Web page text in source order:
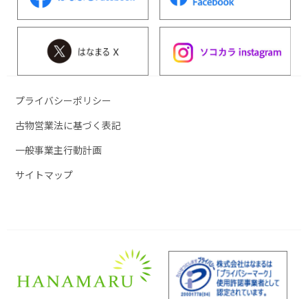
プライバシーポリシー
古物営業法に基づく表記
一般事業主行動計画
サイトマップ